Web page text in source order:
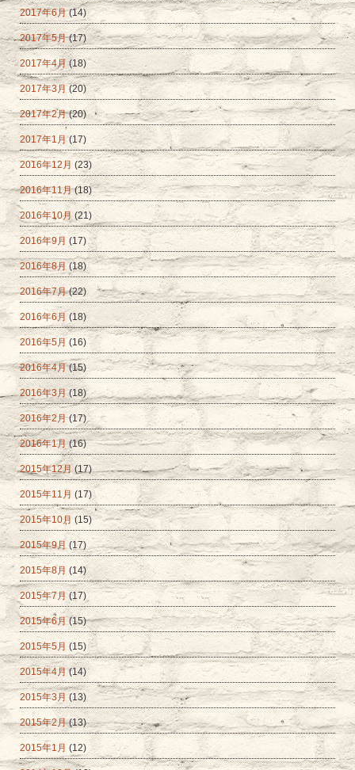
2017年6月(14)
2017年5月(17)
2017年4月 (18)
2017年3月 (20)
2017年2月(20)
2017年1月(17)
2016年12月 (23)
2016年11月(18)
2016年10月 (21)
2016年9月 (17)
2016年8月 (18)
2016年7月(22)
2016年6月 (18)
2016年5月 (16)
2016年4月(15)
2016年3月(18)
2016年2月(17)
2016年1月 (16)
2015年12月 (17)
2015年11月 (17)
2015年10月 (15)
2015年9月 (17)
2015年8月 (14)
2015年7月 (17)
2015年6月 (15)
2015年5月 (15)
2015年4月 (14)
2015年3月 (13)
2015年2月(13)
2015年1月 (12)